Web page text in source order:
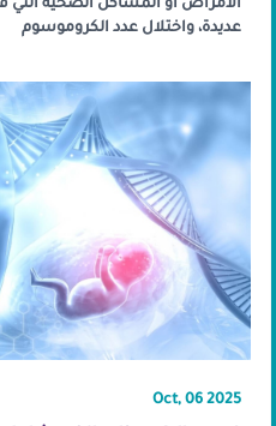
الأمراض أو المشاكل الصحية التي
عديدة، واختلال عدد الكروموسوم
Oct, 06 2025